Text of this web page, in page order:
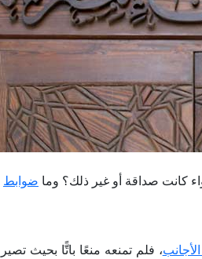
كانت صداقة أو غير ذلك؟ وما ضوابط
، فلم تمنعه منعًا باتًّا بحيث تصير